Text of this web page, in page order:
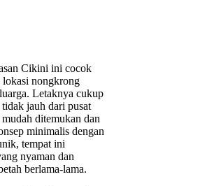
Cikini ini cocok
nongkrong
Letaknya cukup
tidak jauh dari pusat
ditemukan dan
minimalis dengan
tempat ini
nyaman dan
berlama-lama.